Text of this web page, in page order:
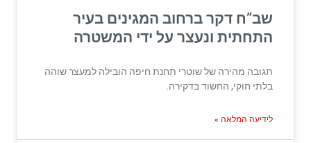
שב”ח דקר ברחוב המגינים בעיר
התחתית ונעצר על ידי המשטרה
תגובה מהירה של שוטרי תחנת חיפה הובילה למעצר שוהה
בלתי חוקי, החשוד בדקירה.
לידיעה המלאה »